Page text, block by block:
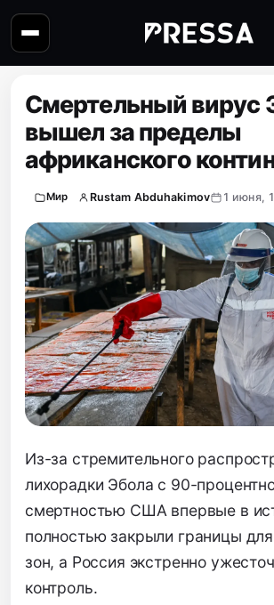
Смертельный вирус
вышел за пределы
африканского
Мир Rustam Abduhakimov 1 июня,
Из-за стремительного
лихорадки Эбола с 90-
смертностью США впервые в
полностью закрыли границы
зон, а Россия экстренно
контроль.